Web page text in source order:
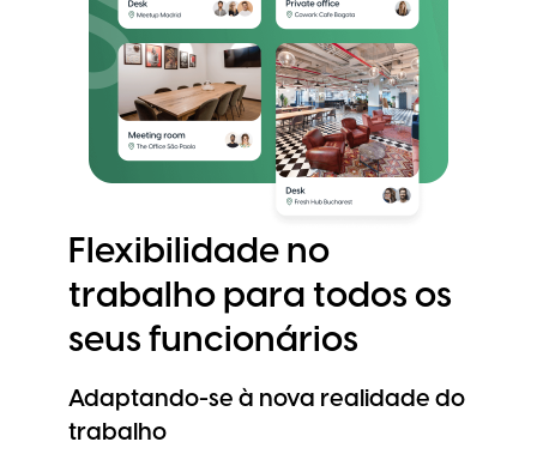
Flexibilidade no
trabalho para todos os
seus funcionários
Adaptando-se à nova realidade do
trabalho